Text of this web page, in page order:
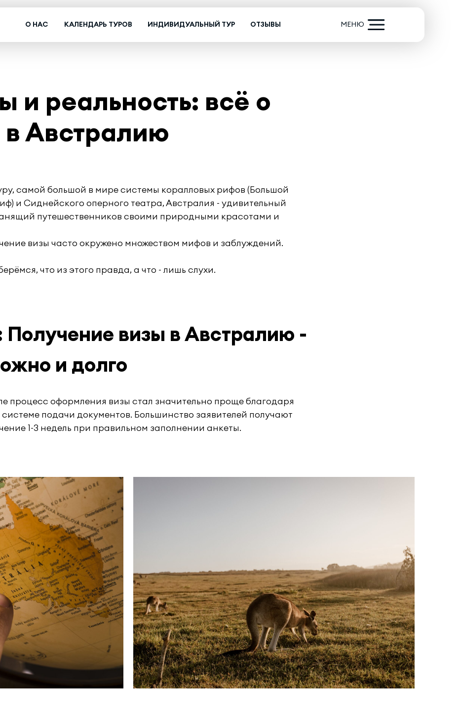
О НАС КАЛЕНДАРЬ ТУРОВ ИНДИВИДУАЛЬНЫЙ ТУР ОТЗЫВЫ МЕНЮ
и реальность: всё о
в Австралию
самой большой в мире системы коралловых рифов (Большой
и Сиднейского оперного театра, Австралия - удивительный
путешественников своими природными красотами и
визы часто окружено множеством мифов и заблуждений.
что из этого правда, а что - лишь слухи.
Получение визы в Австралию -
и долго
процесс оформления визы стал значительно проще благодаря
подачи документов. Большинство заявителей получают
1-3 недель при правильном заполнении анкеты.